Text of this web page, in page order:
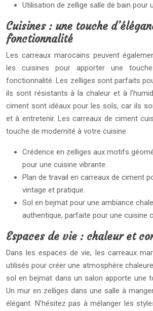
Utilisation de zellige salle de bain pour
Cuisines : une touche
fonctionnalité
Les carreaux marocains peuvent
les cuisines pour apporter une
fonctionnalité. Les zelliges sont parfaits
ils sont résistants à la chaleur et à
ciment sont idéaux pour les sols, car ils
et à entretenir. Les carreaux de ciment
touche de modernité à votre cuisine.
Crédence en zelliges aux motifs
pour une cuisine vibrante.
Plan de travail en carreaux de ciment
vintage et pratique.
Sol en bejmat pour une ambiance
authentique, parfaite pour une cuisine
Espaces de vie : chaleur et
Dans les espaces de vie, les carreaux
utilisés pour créer une atmosphère
sol en bejmat dans un salon apporte une
Un mur en zelliges dans une salle à
élégant. N’hésitez pas à mélanger les